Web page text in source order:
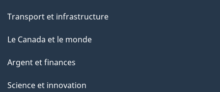
Transport et infrastructure
Le Canada et le monde
Argent et finances
Science et innovation